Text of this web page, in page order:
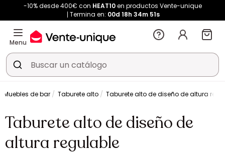
-10% desde 400€ con HEAT10en productos Vente-unique
Termina en: 00d 18h 34m 50s
Menu
Muebles de bar Taburete alto Taburete alto de diseño de altura
Taburete alto de diseño de
altura regulable